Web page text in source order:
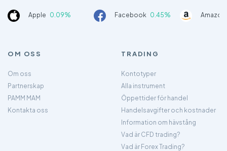
Apple 0.09% Facebook 0.45%
OM OSS
Om oss
Partnerskap
PAMM MAM
Kontakta oss
TRADING
Kontotyper
Alla instrument
Öppettider för handel
Handelsavgifter och kostnader
Information om hävstång
Vad är CFD trading?
Vad är Forex Trading?